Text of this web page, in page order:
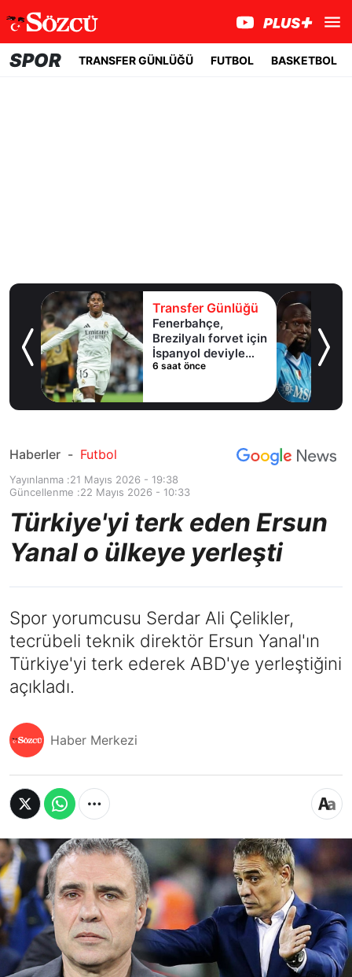
SPOR TRANSFER GÜNLÜĞÜ FUTBOL BASKETBOL
Transfer Günlüğü
Fenerbahçe,
Brezilyalı forvet için
İspanyol deviyle
masaya oturdu!
6 saat önce
Haberler - Futbol
Yayınlanma :21 Mayıs 2026 - 19:38
Güncellenme :22 Mayıs 2026 - 10:33
Türkiye'yi terk eden Ersun
Yanal o ülkeye yerleşti
Spor yorumcusu Serdar Ali Çelikler,
tecrübeli teknik direktör Ersun Yanal'ın
Türkiye'yi terk ederek ABD'ye yerleştiğini
açıkladı.
Haber Merkezi